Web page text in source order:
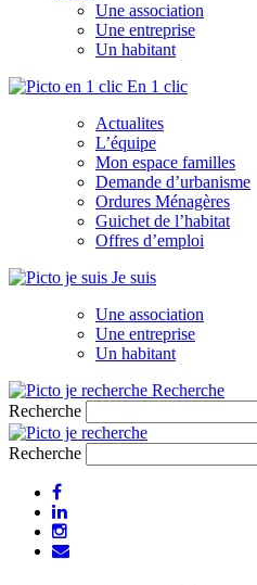
Une association
Une entreprise
Un habitant
En 1 clic
Actualites
L’équipe
Mon espace familles
Demande d’urbanisme
Ordures Ménagères
Guichet de l’habitat
Offres d’emploi
Je suis
Une association
Une entreprise
Un habitant
Recherche
Recherche
Recherche